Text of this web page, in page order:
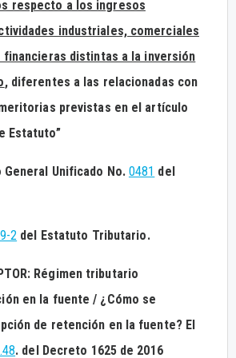
respecto a los ingresos
industriales, comerciales
financieras distintas a la inversión
, diferentes a las relacionadas con
previstas en el artículo
Estatuto”
Unificado No. 0481 del
2 del Estatuto Tributario.
Régimen tributario
en la fuente / ¿Cómo se
de retención en la fuente? El
. del Decreto 1625 de 2016